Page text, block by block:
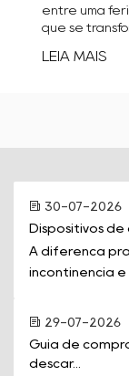
entre uma ferida
que se transforma
LEIA MAIS
30-07-2026
Dispositivos de
A diferença
incontinência e
29-07-2026
Guia de
descar...